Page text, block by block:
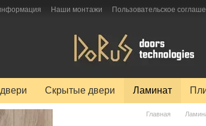
Наши монтажи Пользовательское
Скрытые двери Ламинат
Главная